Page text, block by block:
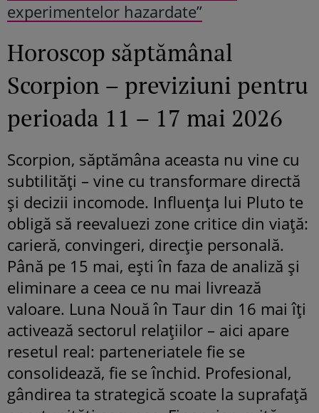
experimentelor hazardate”
Horoscop săptămânal
Scorpion – previziuni pentru
perioada 11 – 17 mai 2026
Scorpion, săptămâna aceasta nu vine cu
subtilități – vine cu transformare directă
și decizii incomode. Influența lui Pluto te
obligă să reevaluezi zone critice din viață:
carieră, convingeri, direcție personală.
Până pe 15 mai, ești în faza de analiză și
eliminare a ceea ce nu mai livrează
valoare. Luna Nouă în Taur din 16 mai îți
activează sectorul relațiilor – aici apare
resetul real: parteneriatele fie se
consolidează, fie se închid. Profesional,
gândirea ta strategică scoate la suprafață